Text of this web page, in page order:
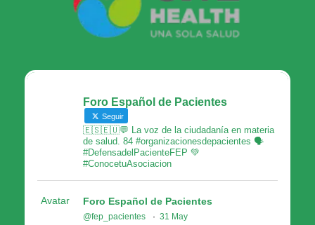
Foro Español de Pacientes
Seguir
🇪🇸🇪🇺💬 La voz de la ciudadanía en materia
de salud. 84 #organizacionesdepacientes 🗣
#DefensadelPacienteFEP 💚
#ConocetuAsociacion
Avatar Foro Español de Pacientes
@fep_pacientes · 31 May